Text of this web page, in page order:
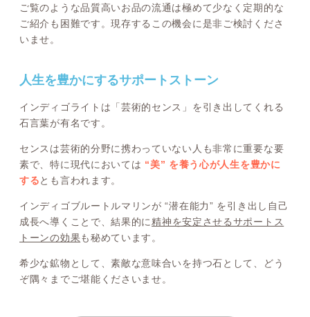
ご覧のような品質高いお品の流通は極めて少なく定期的な
ご紹介も困難です。現存するこの機会に是非ご検討くださ
いませ。
人生を豊かにするサポートストーン
インディゴライトは「芸術的センス」を引き出してくれる
石言葉が有名です。
センスは芸術的分野に携わっていない人も非常に重要な要
素で、特に現代においては “美” を養う心が人生を豊かに
するとも言われます。
インディゴブルートルマリンが “潜在能力” を引き出し自己
成長へ導くことで、結果的に精神を安定させるサポートス
トーンの効果も秘めています。
希少な鉱物として、素敵な意味合いを持つ石として、どう
ぞ隅々までご堪能くださいませ。